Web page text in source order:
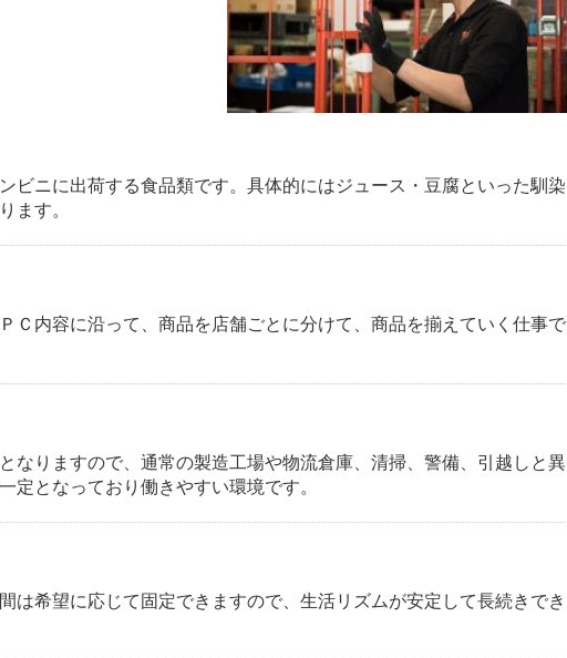
ビニに出荷する食品類です。具体的にはジュース・豆腐といった馴染
ます。
Ｃ内容に沿って、商品を店舗ごとに分けて、商品を揃えていく仕事で
なりますので、通常の製造工場や物流倉庫、清掃、警備、引越しと異
定となっており働きやすい環境です。
は希望に応じて固定できますので、生活リズムが安定して長続きでき